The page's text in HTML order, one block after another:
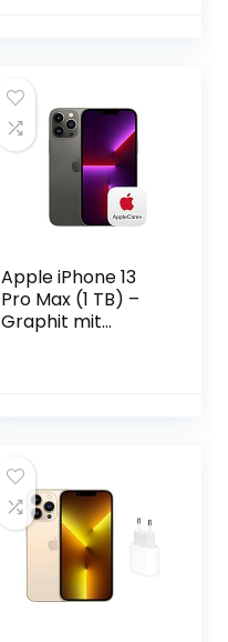
Apple iPhone 13
Pro Max (1 TB) –
Graphit mit